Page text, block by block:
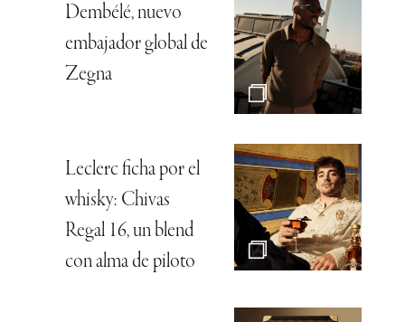
Dembélé, nuevo
embajador global de
Zegna
Leclerc ficha por el
whisky: Chivas
Regal 16, un blend
con alma de piloto